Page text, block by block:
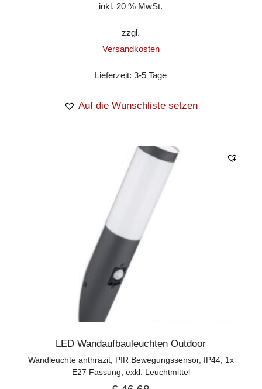
inkl. 20 % MwSt.
zzgl.
Versandkosten
Lieferzeit:3-5 Tage
Auf die Wunschliste setzen
LED Wandaufbauleuchten Outdoor
Wandleuchte anthrazit, PIR Bewegungssensor, IP44, 1x
E27 Fassung, exkl. Leuchtmittel